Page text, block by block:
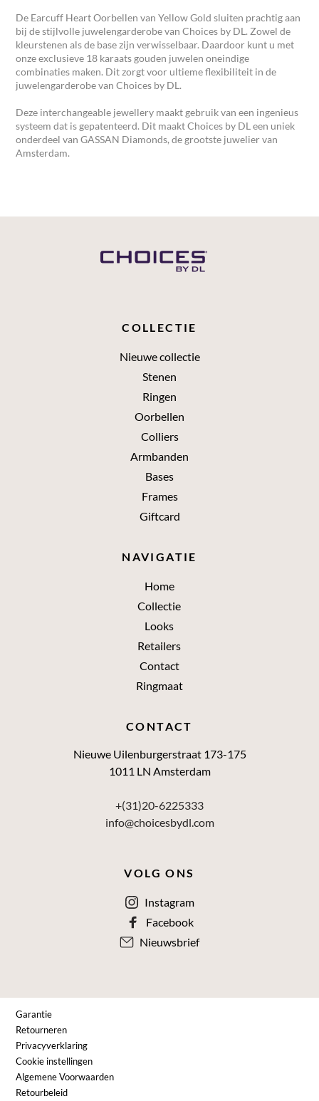
De Earcuff Heart Oorbellen van Yellow Gold sluiten prachtig aan
bij de stijlvolle juwelengarderobe van Choices by DL. Zowel de
kleurstenen als de base zijn verwisselbaar. Daardoor kunt u met
onze exclusieve 18 karaats gouden juwelen oneindige
combinaties maken. Dit zorgt voor ultieme flexibiliteit in de
juwelengarderobe van Choices by DL.
Deze interchangeable jewellery maakt gebruik van een ingenieus
systeem dat is gepatenteerd. Dit maakt Choices by DL een uniek
onderdeel van GASSAN Diamonds, de grootste juwelier van
Amsterdam.
COLLECTIE
Nieuwe collectie
Stenen
Ringen
Oorbellen
Colliers
Armbanden
Bases
Frames
Giftcard
NAVIGATIE
Home
Collectie
Looks
Retailers
Contact
Ringmaat
CONTACT
Nieuwe Uilenburgerstraat 173-175
1011 LN Amsterdam
+(31)20-6225333
info@choicesbydl.com
VOLG ONS
Instagram
Facebook
Nieuwsbrief
Garantie
Retourneren
Privacyverklaring
Cookie instellingen
Algemene Voorwaarden
Retourbeleid